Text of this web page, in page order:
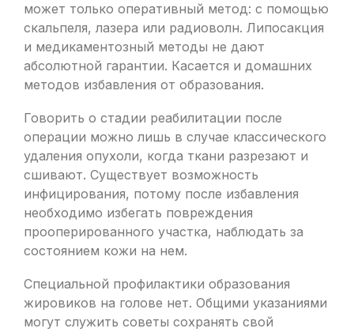
может только оперативный метод: с помощью
скальпеля, лазера или радиоволн. Липосакция
и медикаментозный методы не дают
абсолютной гарантии. Касается и домашних
методов избавления от образования.
Говорить о стадии реабилитации после
операции можно лишь в случае классического
удаления опухоли, когда ткани разрезают и
сшивают. Существует возможность
инфицирования, потому после избавления
необходимо избегать повреждения
прооперированного участка, наблюдать за
состоянием кожи на нем.
Специальной профилактики образования
жировиков на голове нет. Общими указаниями
могут служить советы сохранять свой